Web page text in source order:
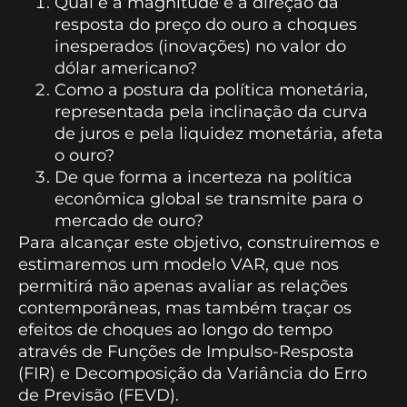
resposta do preço do ouro a choques
inesperados (inovações) no valor do
dólar americano?
Como a postura da política monetária,
representada pela inclinação da curva
de juros e pela liquidez monetária, afeta
o ouro?
De que forma a incerteza na política
econômica global se transmite para o
mercado de ouro?
Para alcançar este objetivo, construiremos e
estimaremos um modelo VAR, que nos
permitirá não apenas avaliar as relações
contemporâneas, mas também traçar os
efeitos de choques ao longo do tempo
através de Funções de Impulso-Resposta
(FIR) e Decomposição da Variância do Erro
de Previsão (FEVD).